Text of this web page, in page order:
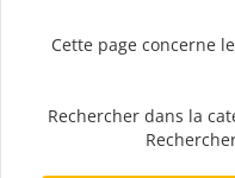
Cette page concerne
Rechercher dans la